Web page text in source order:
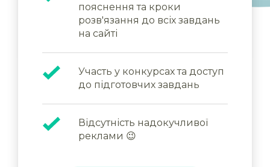
пояснення та кроки
розв'язання до всіх завдань
на сайті
Участь у конкурсах та доступ
до підготовчих завдань
Відсутність надокучливої
реклами 😉